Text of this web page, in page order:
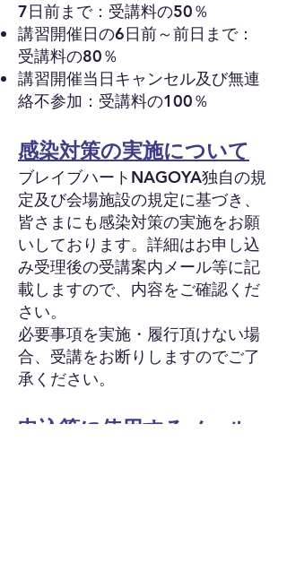
7日前まで：受講料の50％
講習開催日の6日前～前日まで：
受講料の80％
講習開催当日キャンセル及び無連
絡不参加：受講料の100％
感染対策の実施について
ブレイブハートNAGOYA独自の規
定及び会場施設の規定に基づき、
皆さまにも感染対策の実施をお願
いしております。詳細はお申し込
み受理後の受講案内メール等に記
載しますので、内容をご確認くだ
さい。
必要事項を実施・履行頂けない場
合、受講をお断りしますのでご了
承ください。
申込等に使用するメール